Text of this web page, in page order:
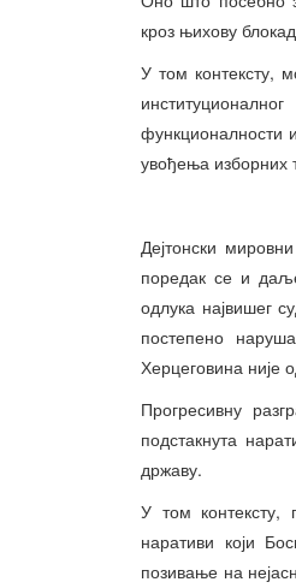
кроз њихову
У том контексту,
функционалности
увођења изборних
Дејтонски
поредак се и
одлука највишег
постепено
Херцеговина није
Прогресивну
подстакнута
државу.
У том контексту,
наративи који
позивање на